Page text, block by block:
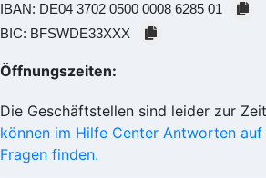
IBAN: DE04 3702 0500 0008 6285 01
BIC: BFSWDE33XXX
Öffnungszeiten:
Die Geschäftstellen sind leider zur
können im Hilfe Center Antworten
Fragen finden.